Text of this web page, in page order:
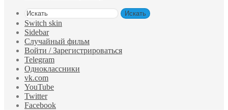
Искать
Switch skin
Sidebar
Случайный фильм
Войти / Зарегистрироваться
Telegram
Одноклассники
vk.com
YouTube
Twitter
Facebook